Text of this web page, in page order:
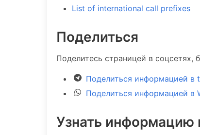
List of international call prefixes
Поделиться
Поделитесь страницей в соцсетях,
Поделиться информацией в
Поделиться информацией в
Узнать информацию